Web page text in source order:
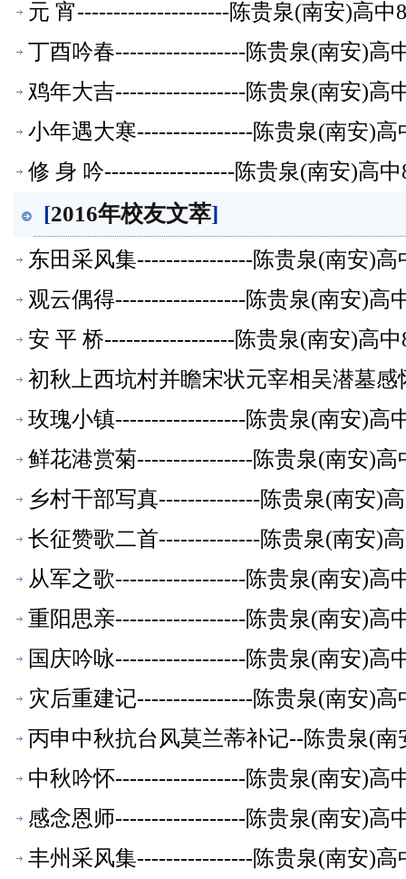
元 宵---------------------陈贵泉(南安)高中
丁酉吟春------------------陈贵泉(南安)高
鸡年大吉------------------陈贵泉(南安)高
小年遇大寒----------------陈贵泉(南安)高
修 身 吟------------------陈贵泉(南安)高
[2016年校友文萃]
东田采风集----------------陈贵泉(南安)高
观云偶得------------------陈贵泉(南安)高
安 平 桥------------------陈贵泉(南安)高
初秋上西坑村并瞻宋状元宰相吴潜墓
玫瑰小镇------------------陈贵泉(南安)高
鲜花港赏菊----------------陈贵泉(南安)高
乡村干部写真--------------陈贵泉(南安)
长征赞歌二首--------------陈贵泉(南安)
从军之歌------------------陈贵泉(南安)高
重阳思亲------------------陈贵泉(南安)高
国庆吟咏------------------陈贵泉(南安)高
灾后重建记----------------陈贵泉(南安)高
丙申中秋抗台风莫兰蒂补记--陈贵泉(
中秋吟怀------------------陈贵泉(南安)高
感念恩师------------------陈贵泉(南安)高
丰州采风集----------------陈贵泉(南安)高